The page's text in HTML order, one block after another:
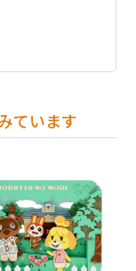
ています